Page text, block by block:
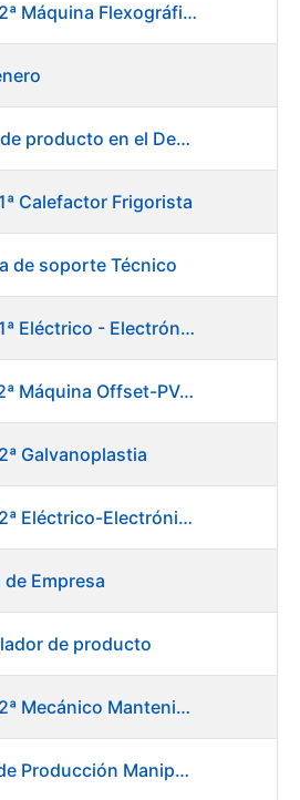
OE 39/23 - Oficial 2ª Máquina Flexográfica y Finalizado
OE 12/23 - Gestor de producto en el Departamento Fábrica de Papel (Burgos)
Calefactor Frigorista
de soporte Técnico
OE 36/23 - Oficial 1ª Eléctrico - Electrónico Mantenimiento Destacado
OE 31/23 - Oficial 2ª Máquina Offset-PVC 2+colores
Galvanoplastia
OE 26/23 - Oficial 2ª Eléctrico-Electrónico Mantenimiento Destacado
Empresa
de producto
OE 35/23 - Oficial 2ª Mecánico Mantenimiento Destacado
OE 29/23 Revisor de Producción Manipulado Timbre